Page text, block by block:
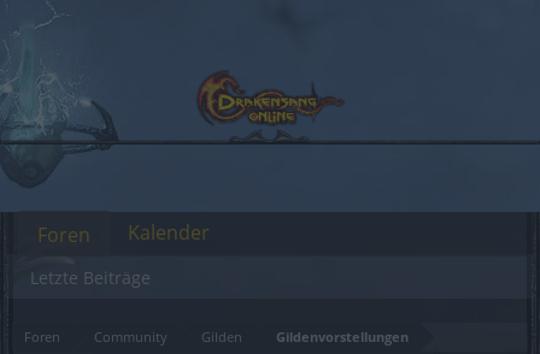
Foren Community Gilden Gildenvorstellungen
Foren
Letzte Beiträge
Kalender